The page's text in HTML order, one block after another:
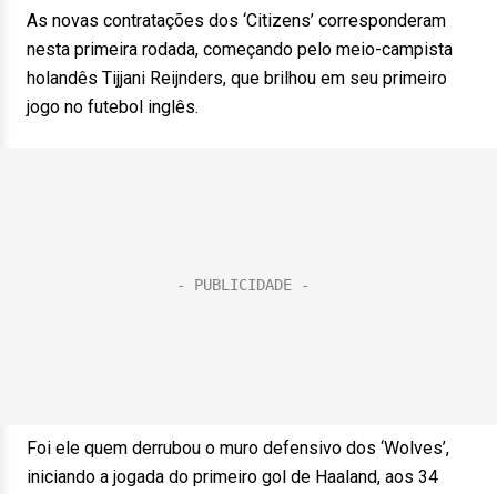
As novas contratações dos ‘Citizens’ corresponderam
nesta primeira rodada, começando pelo meio-campista
holandês Tijjani Reijnders, que brilhou em seu primeiro
jogo no futebol inglês.
Foi ele quem derrubou o muro defensivo dos ‘Wolves’,
iniciando a jogada do primeiro gol de Haaland, aos 34